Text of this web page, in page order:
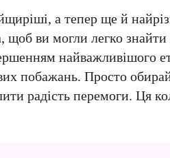
а тепер ще й
щоб ви могли легко
побажань. Просто
радість перемоги. Ця